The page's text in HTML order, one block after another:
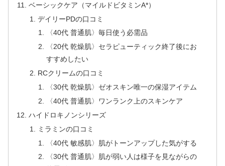
ベーシックケア（マイルドビタミンA*）
デイリーPDの口コミ
〈40代 普通肌〉毎日使う必需品
〈20代 乾燥肌〉セラピューティック終了後にお
すすめしたい
RCクリームの口コミ
〈30代 乾燥肌〉ゼオスキン唯一の保湿アイテム
〈40代 普通肌〉ワンランク上のスキンケア
ハイドロキノンシリーズ
ミラミンの口コミ
〈40代 敏感肌〉肌がトーンアップした気がする
〈30代 普通肌〉肌が弱い人は様子を見ながらの